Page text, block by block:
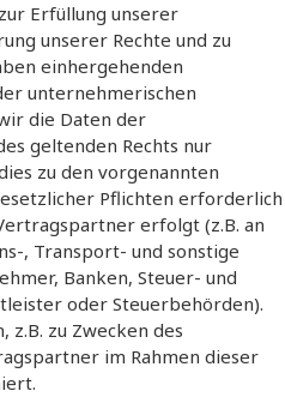
Erfüllung unserer
unserer Rechte und zu
einhergehenden
unternehmerischen
die Daten der
geltenden Rechts nur
zu den vorgenannten
Pflichten erforderlich
erfolgt (z.B. an
, Transport- und sonstige
Banken, Steuer- und
oder Steuerbehörden).
zu Zwecken des
im Rahmen dieser